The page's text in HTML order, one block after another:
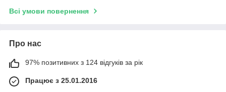
Всі умови повернення
Про нас
97% позитивних з 124 відгуків за рік
Працює з 25.01.2016